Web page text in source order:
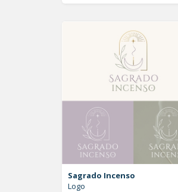
Sagrado Incenso
Logo